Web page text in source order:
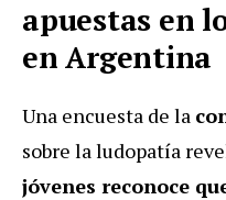
apuestas en
en Argentina
Una encuesta de la
sobre laludopatía
jóvenes reconoce